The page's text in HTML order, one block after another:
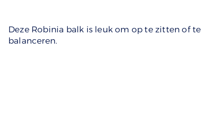
Deze Robinia balk is leuk om op te zitten of te
balanceren.